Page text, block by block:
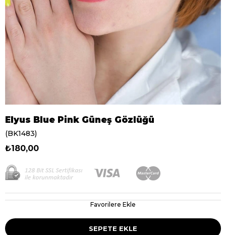
Elyus Blue Pink Güneş Gözlüğü
(BK1483)
₺180,00
Favorilere Ekle